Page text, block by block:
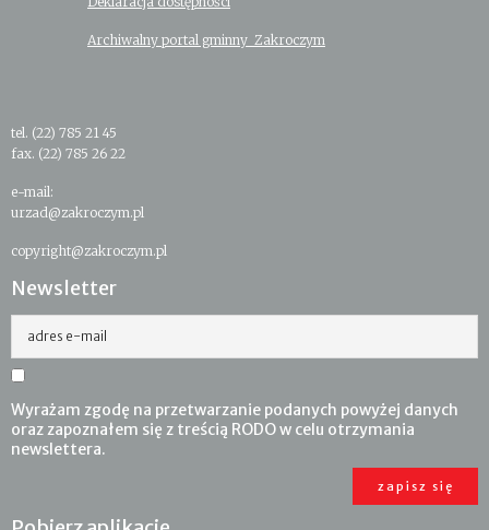
Archiwalny portal gminny Zakroczym
tel. (22) 785 21 45
fax. (22) 785 26 22
e-mail:
urzad@zakroczym.pl
copyright@zakroczym.pl
Newsletter
adres e-mail
Wyrażam zgodę na przetwarzanie podanych powyżej danych
oraz zapoznałem się z treścią RODO w celu otrzymania
newslettera.